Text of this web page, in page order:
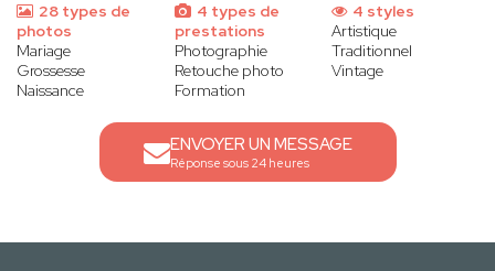
28 types de
photos
Mariage
Grossesse
Naissance
4 types de
prestations
Photographie
Retouche photo
Formation
4 styles
Artistique
Traditionnel
Vintage
ENVOYER UN MESSAGE
Réponse sous 24 heures